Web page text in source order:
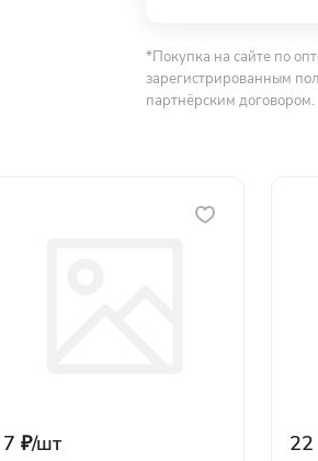
*Покупка на сайте по
зарегистрированным
партнёрским договором.
7 ₽/шт 22